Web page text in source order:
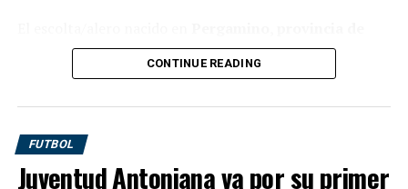
Buenos Aires, llega al conjunto salteño con una
importante trayectoria en el básquet nacional e
competir desde el inicio y volver a ocupar lugares de
protagonismo dentro de la segunda categoría del
básquet argentino.
CONTINUE READING
FUTBOL
Juventud Antoniana va por su primer